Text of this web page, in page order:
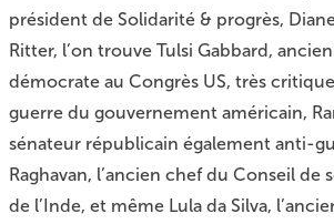
président de Solidarité & progrès,
Ritter, l’on trouve Tulsi Gabbard,
démocrate au Congrès US, très
guerre du gouvernement américain,
sénateur républicain également anti-
Raghavan, l’ancien chef du Conseil de
de l’Inde, et même Lula da Silva,